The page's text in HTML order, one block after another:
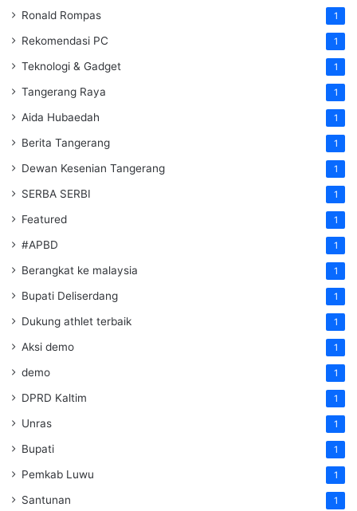
Ronald Rompas 1
Rekomendasi PC 1
Teknologi & Gadget 1
Tangerang Raya 1
Aida Hubaedah 1
Berita Tangerang 1
Dewan Kesenian Tangerang 1
SERBA SERBI 1
Featured 1
#APBD 1
Berangkat ke malaysia 1
Bupati Deliserdang 1
Dukung athlet terbaik 1
Aksi demo 1
demo 1
DPRD Kaltim 1
Unras 1
Bupati 1
Pemkab Luwu 1
Santunan 1